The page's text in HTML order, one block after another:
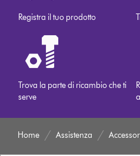
Registra il tuo prodotto
Trova la parte di ricambio che ti
serve
Home Assistenza